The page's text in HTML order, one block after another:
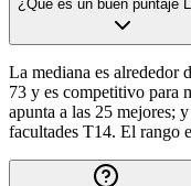
¿Qué es un buen puntaje
La mediana es alrededor
73 y es competitivo para
apunta a las 25 mejores;
facultades T14. El rango